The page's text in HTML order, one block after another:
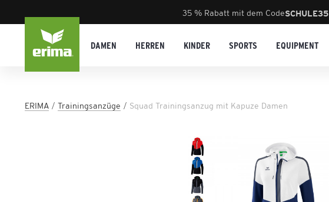
35 % Rabatt mit dem CodeSCHULE35
DAMEN HERREN KINDER SPORTS EQUIPMENT
ERIMA Trainingsanzüge Squad Trainingsanzug mit Kapuze Damen